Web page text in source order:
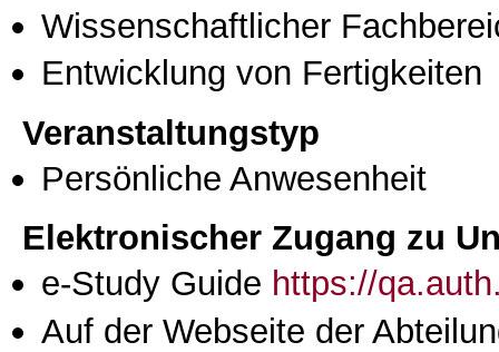
Wissenschaftlicher
Entwicklung von Fertigkeiten
Veranstaltungstyp
Persönliche Anwesenheit
Elektronischer Zugang zu
e-Study Guide https://
Auf der Webseite der